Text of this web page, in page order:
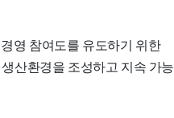
영 참여도를 유도하기 위한
산환경을 조성하고 지속 가능